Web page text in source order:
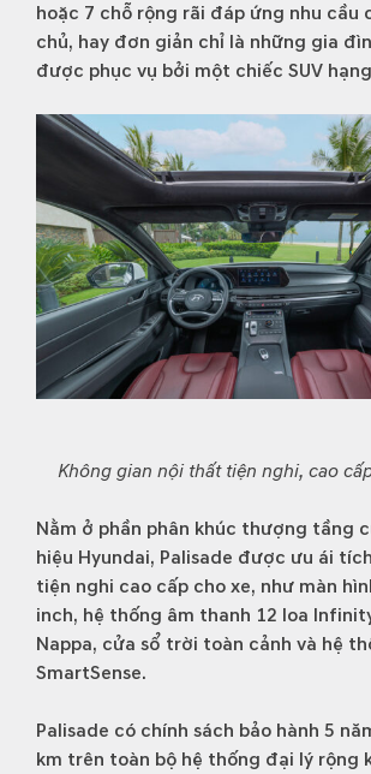
hoặc 7 chỗ rộng rãi đáp ứng nhu cầu
chủ, hay đơn giản chỉ là những gia
được phục vụ bởi một chiếc SUV
Không gian nội thất tiện nghi, cao
Nằm ở phần phân khúc thượng tầng
hiệu Hyundai, Palisade được ưu ái
tiện nghi cao cấp cho xe, như màn
inch, hệ thống âm thanh 12 loa
Nappa, cửa sổ trời toàn cảnh và hệ
SmartSense.
Palisade có chính sách bảo hành 5
km trên toàn bộ hệ thống đại lý rộng